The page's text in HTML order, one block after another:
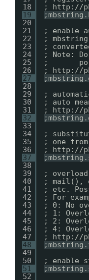
18
19
20
21
22
23
24
25
26
27
28
29
30
31
32
33
34
35
36
37
38
39
40
41
42
43
44
45
46
47
48
49
50
51
52
; http://
; enable
;
;
; Note:
;
; http://
;
; auto
; http://
;
; one
; http://
;
; mail(),
; etc.
; For
; 0: No
; 1:
; 2:
; 4:
; http://
; enable